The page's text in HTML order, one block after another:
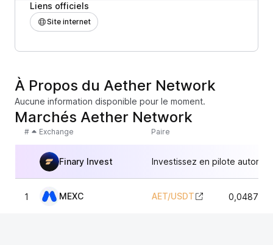
Liens officiels
Site internet
À Propos du Aether Network
Aucune information disponible pour le moment.
Marchés Aether Network
# Exchange Paire
Finary Invest Investissez en pilote
1 MEXC AET/USDT